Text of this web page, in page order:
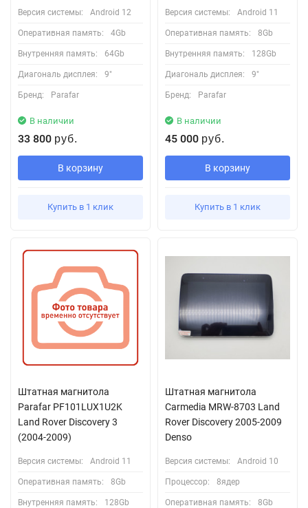
Версия системы: Android 12
Оперативная память: 4Gb
Внутренняя память: 64Gb
Диагональ дисплея: 9"
Бренд: Parafar
В наличии
33 800 руб.
В корзину
Купить в 1 клик
Версия системы: Android 11
Оперативная память: 8Gb
Внутренняя память: 128Gb
Диагональ дисплея: 9"
Бренд: Parafar
В наличии
45 000 руб.
В корзину
Купить в 1 клик
Штатная магнитола
Parafar PF101LUX1U2K
Land Rover Discovery 3
(2004-2009)
Версия системы: Android 11
Оперативная память: 8Gb
Внутренняя память: 128Gb
Штатная магнитола
Сarmedia MRW-8703 Land
Rover Discovery 2005-2009
Denso
Версия системы: Android 10
Процессор: 8ядер
Оперативная память: 8Gb